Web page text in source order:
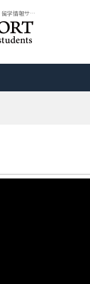
創価大学 日本に留学して1番良かったことは？(1) 先輩のメッセージ | 留学情報サイ...